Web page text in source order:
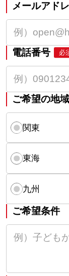
メールアド
電話番号 必
ご希望の地域
関東
東海
九州
ご希望条件